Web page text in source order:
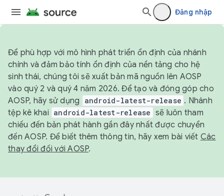
Đăng nhập
Để phù hợp với mô hình phát triển ổn định của nhánh
chính và đảm bảo tính ổn định của nền tảng cho hệ
sinh thái, chúng tôi sẽ xuất bản mã nguồn lên AOSP
vào quý 2 và quý 4 năm 2026. Để tạo và đóng góp cho
AOSP, hãy sử dụng
android-latest-release . Nhánh
tệp kê khai android-latest-release sẽ luôn tham
chiếu đến bản phát hành gần đây nhất được chuyển
đến AOSP. Để biết thêm thông tin, hãy xem bài viết Các
thay đổi đối với AOSP.